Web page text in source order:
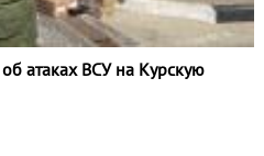
атаках ВСУ на Курскую